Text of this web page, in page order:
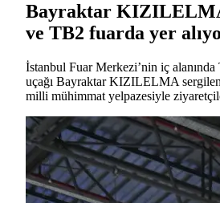
Bayraktar
ve TB2 fuarda yer
İstanbul Fuar Merkezi’nin iç
uçağı Bayraktar KIZILELMA
milli mühimmat yelpazesiyle